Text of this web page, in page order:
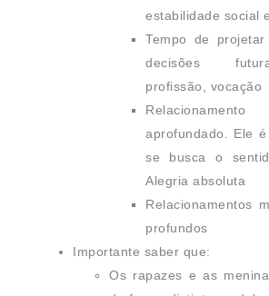
estabilidade social
Tempo de
decisões
profissão, vocação
aprofundado. Ele
se busca o
Alegria absoluta
Relacionamentos
profundos
Importante saber que:
Os rapazes e as